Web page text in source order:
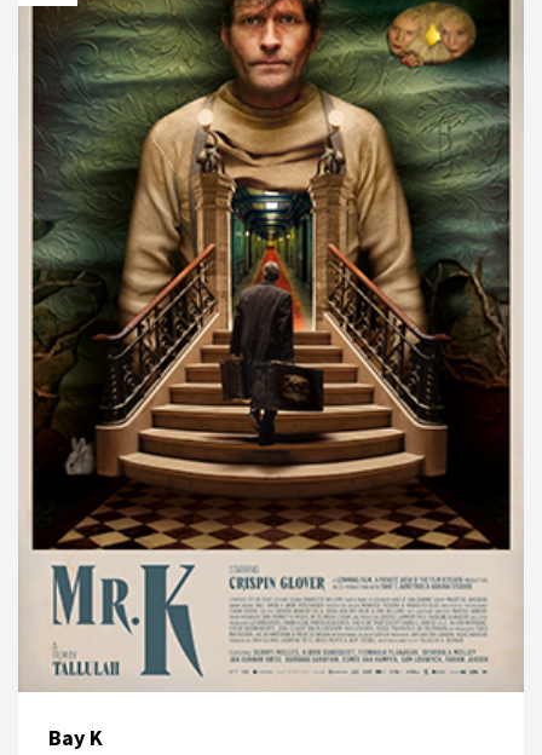
Bay K
TARİH MEKAN
11 Nisan 2025 - 19:00 Sinematek/Sinema Evi
13 Nisan 2025 - 13:30 Cinewam City's 3
22 Nisan 2025 - 11:00 Beyoğlu Sineması